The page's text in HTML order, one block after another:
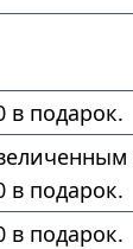
в подарок.
в подарок.
в подарок.